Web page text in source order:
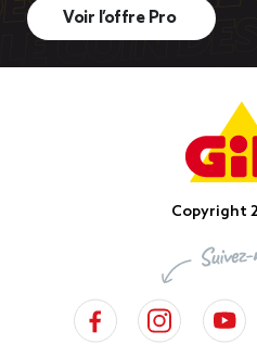
Voir l’offre Pro
Copyright